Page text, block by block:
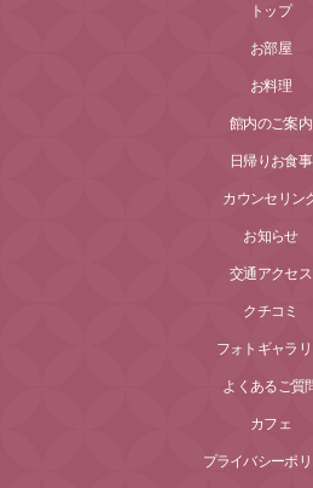
トップ
お部屋
お料理
館内のご案内
日帰りお食事
カウンセリン
お知らせ
交通アクセス
クチコミ
フォトギャラ
よくあるご質
カフェ
プライバシーポ